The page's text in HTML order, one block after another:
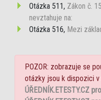
Otázka 511, Zákon č.
nevztahuje na:
Otázka 516, Mezi
POZOR: zobrazuje se
otázky jsou k dispozici v
ÚŘEDNÍK.ETESTY.CZ